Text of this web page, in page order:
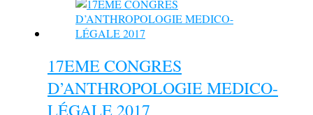
17EME CONGRES
D’ANTHROPOLOGIE MEDICO-
LÉGALE 2017